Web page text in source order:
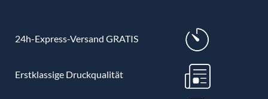
24h-Express-Versand GRATIS
Erstklassige Druckqualität